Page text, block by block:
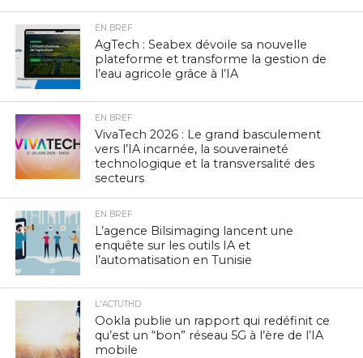
EN BREF
AgTech : Seabex dévoile sa nouvelle
plateforme et transforme la gestion de
l’eau agricole grâce à l’IA
EN BREF
VivaTech 2026 : Le grand basculement
vers l’IA incarnée, la souveraineté
technologique et la transversalité des
secteurs
EN BREF
L’agence Bilsimaging lancent une
enquête sur les outils IA et
l’automatisation en Tunisie
L'ACTUTHD
Ookla publie un rapport qui redéfinit ce
qu’est un “bon” réseau 5G à l’ère de l’IA
mobile